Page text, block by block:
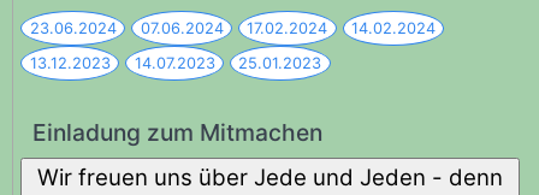
23.06.2024 07.06.2024 17.02.2024 14.02.2024
13.12.2023 14.07.2023 25.01.2023
Einladung zum Mitmachen
Wir freuen uns über Jede und Jeden - denn